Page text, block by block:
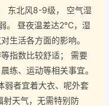
东北风8-9级， 空气湿
。 昼夜温差达2℃，湿
生活各方面的影响。
指数比较舒适； 需要
练、运动等相关事宜。
者宜着大衣、呢外套
射天气，无需特别防